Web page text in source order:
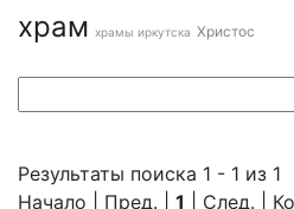
храм храмы иркутска Христос
Результаты поиска 1 - 1 из 1
Начало | Пред. | 1 | След. |